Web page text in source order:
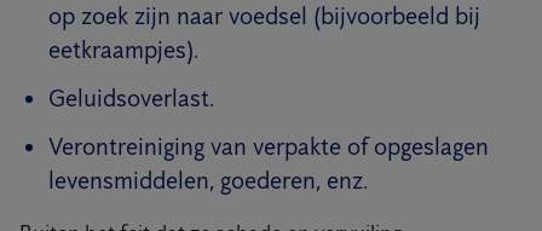
op zoek zijn naar voedsel (bijvoorbeeld bij
eetkraampjes).
Geluidsoverlast.
Verontreiniging van verpakte of opgeslagen
levensmiddelen, goederen, enz.